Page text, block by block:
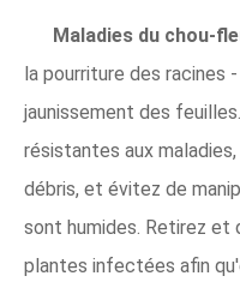
Maladies du chou-
la pourriture des racines
jaunissement des
résistantes aux
débris, et évitez de
sont humides. Retirez et
plantes infectées afin